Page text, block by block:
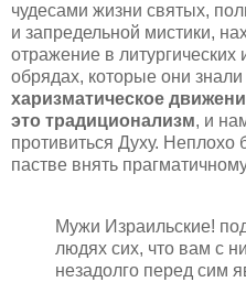
чудесами жизни святых,
и запредельной мистики,
отражение в
обрядах, которые они
харизматическое
это традиционализм, и
противиться Духу.
пастве внять
Мужи Израильские!
людях сих, что вам с
незадолго перед сим